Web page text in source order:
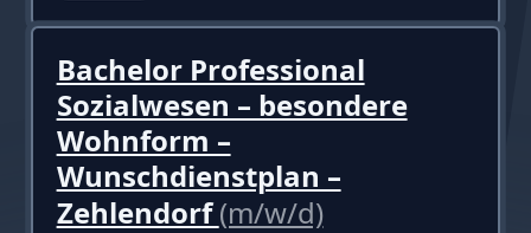
Bachelor Professional
Sozialwesen – besondere
Wohnform –
Wunschdienstplan –
Zehlendorf(m/w/d)